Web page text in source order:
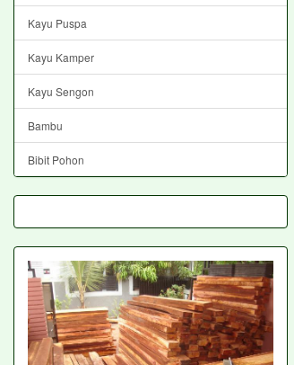
Kayu Puspa
Kayu Kamper
Kayu Sengon
Bambu
Bibit Pohon